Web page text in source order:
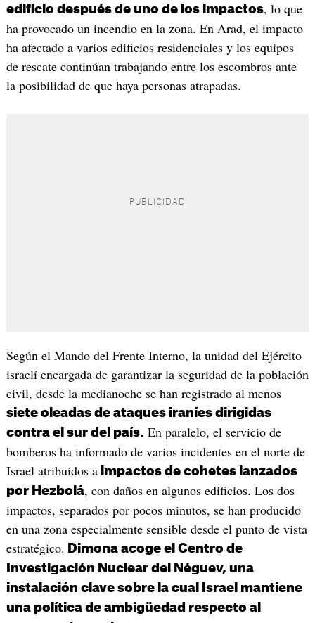
edificio después de uno de los impactos, lo que
ha provocado un incendio en la zona. En Arad, el impacto
ha afectado a varios edificios residenciales y los equipos
de rescate continúan trabajando entre los escombros ante
la posibilidad de que haya personas atrapadas.
Según el Mando del Frente Interno, la unidad del Ejército
israelí encargada de garantizar la seguridad de la población
civil, desde la medianoche se han registrado al menos
siete oleadas de ataques iraníes dirigidas
contra el sur del país. En paralelo, el servicio de
bomberos ha informado de varios incidentes en el norte de
Israel atribuidos aimpactos de cohetes lanzados
por Hezbolá, con daños en algunos edificios. Los dos
impactos, separados por pocos minutos, se han producido
en una zona especialmente sensible desde el punto de vista
estratégico. Dimona acoge el Centro de
Investigación Nuclear del Néguev, una
instalación clave sobre la cual Israel mantiene
una política de ambigüedad respecto al